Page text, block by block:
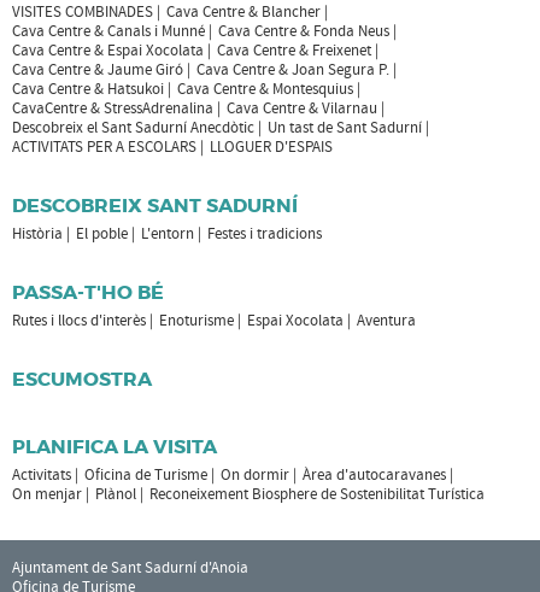
VISITES COMBINADES
Cava Centre & Blancher
Cava Centre & Canals i Munné
Cava Centre & Fonda Neus
Cava Centre & Espai Xocolata
Cava Centre & Freixenet
Cava Centre & Jaume Giró
Cava Centre & Joan Segura P.
Cava Centre & Hatsukoi
Cava Centre & Montesquius
CavaCentre & StressAdrenalina
Cava Centre & Vilarnau
Descobreix el Sant Sadurní Anecdòtic
Un tast de Sant Sadurní
ACTIVITATS PER A ESCOLARS
LLOGUER D'ESPAIS
DESCOBREIX SANT SADURNÍ
Història El poble L'entorn Festes i tradicions
PASSA-T'HO BÉ
Rutes i llocs d'interès Enoturisme Espai Xocolata Aventura
ESCUMOSTRA
PLANIFICA LA VISITA
Activitats Oficina de Turisme On dormir
Àrea d'autocaravanes
On menjar
Plànol Reconeixement Biosphere de Sostenibilitat Turística
Ajuntament de Sant Sadurní d'Anoia
Oficina de Turisme